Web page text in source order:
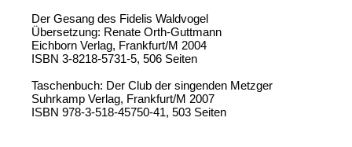
Der Gesang des Fidelis Waldvogel
Übersetzung: Renate Orth-Guttmann
Eichborn Verlag, Frankfurt/M 2004
ISBN 3-8218-5731-5, 506 Seiten
Taschenbuch: Der Club der singenden Metzger
Suhrkamp Verlag, Frankfurt/M 2007
ISBN 978-3-518-45750-41, 503 Seiten